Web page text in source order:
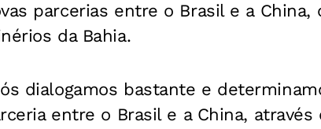
parcerias entre o Brasil e a
da Bahia.
dialogamos bastante e
entre o Brasil e a China, através